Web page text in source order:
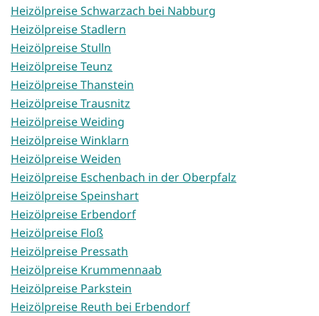
Heizölpreise Schwarzach bei Nabburg
Heizölpreise Stadlern
Heizölpreise Stulln
Heizölpreise Teunz
Heizölpreise Thanstein
Heizölpreise Trausnitz
Heizölpreise Weiding
Heizölpreise Winklarn
Heizölpreise Weiden
Heizölpreise Eschenbach in der Oberpfalz
Heizölpreise Speinshart
Heizölpreise Erbendorf
Heizölpreise Floß
Heizölpreise Pressath
Heizölpreise Krummennaab
Heizölpreise Parkstein
Heizölpreise Reuth bei Erbendorf